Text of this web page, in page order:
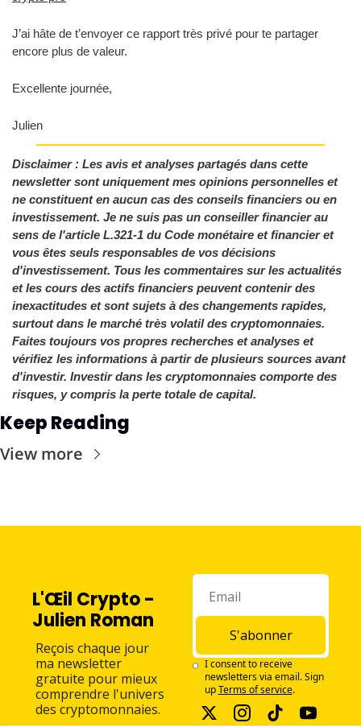
J’ai hâte de t’envoyer ce rapport très privé pour te partager
encore plus de valeur.
Excellente journée,
Julien
Disclaimer : Les avis et analyses partagés dans cette
newsletter sont uniquement mes opinions personnelles et
ne constituent en aucun cas des conseils financiers ou en
investissement. Je ne suis pas un conseiller financier au
sens de l'article L.321-1 du Code monétaire et financier et
vous êtes seuls responsables de vos décisions
d'investissement. Tous les commentaires sur les actualités
et les cours des actifs financiers peuvent contenir des
inexactitudes et sont sujets à des changements rapides,
surtout dans le marché très volatil des cryptomonnaies.
Faites toujours vos propres recherches et analyses et
vérifiez les informations à partir de plusieurs sources avant
d'investir. Investir dans les cryptomonnaies comporte des
risques, y compris la perte totale de capital.
Keep Reading
View more
L'Œil Crypto -
Julien Roman
Reçois chaque jour
ma newsletter
gratuite pour mieux
comprendre l'univers
des cryptomonnaies.
S'abonner
I consent to receive
newsletters via email. Sign
up Terms of service.